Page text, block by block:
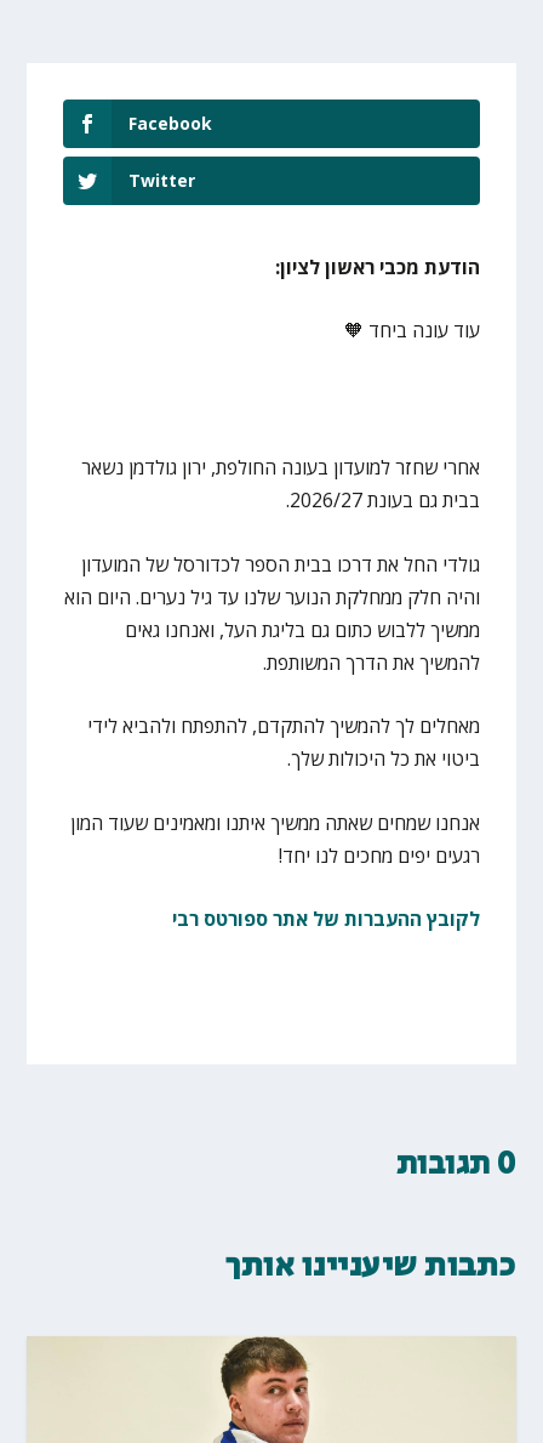
Facebook
Twitter
הודעת מכבי ראשון לציון:
עוד עונה ביחד 🧡
אחרי שחזר למועדון בעונה החולפת, ירון גולדמן נשאר
בבית גם בעונת 2026/27.
גולדי החל את דרכו בבית הספר לכדורסל של המועדון
והיה חלק ממחלקת הנוער שלנו עד גיל נערים. היום הוא
ממשיך ללבוש כתום גם בליגת העל, ואנחנו גאים
להמשיך את הדרך המשותפת.
מאחלים לך להמשיך להתקדם, להתפתח ולהביא לידי
ביטוי את כל היכולות שלך.
אנחנו שמחים שאתה ממשיך איתנו ומאמינים שעוד המון
רגעים יפים מחכים לנו יחד!
לקובץ ההעברות של אתר ספורטס רבי
0 תגובות
כתבות שיעניינו אותך